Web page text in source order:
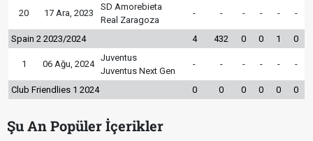
20 17 Ara, 2023
SD Amorebieta
Real Zaragoza
- - - - - -
Spain 2 2023/2024 4 432 0 0 1 0
1 06 Ağu, 2024
Juventus
Juventus Next Gen
- - - - - -
Club Friendlies 1 2024 0 0 0 0 0 0
Şu An Popüler İçerikler